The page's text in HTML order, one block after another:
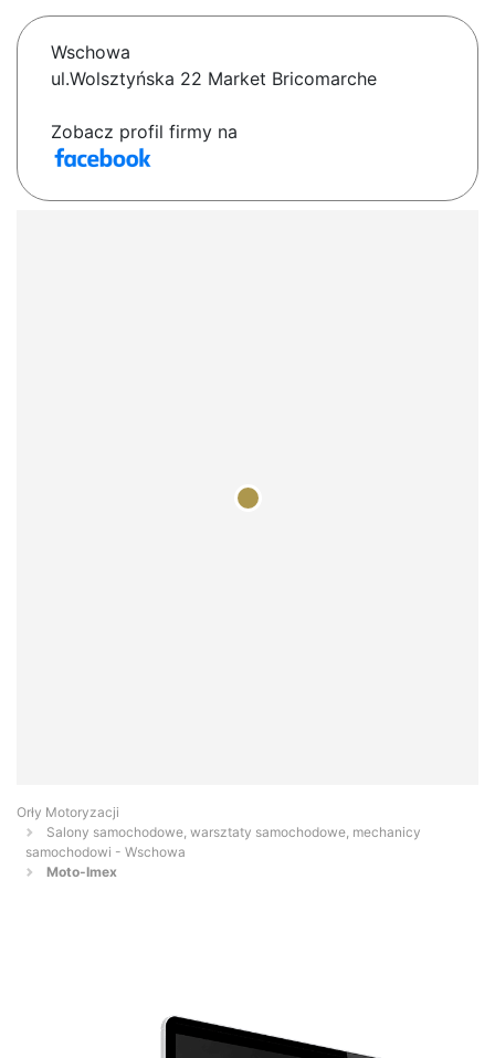
Wschowa
ul.Wolsztyńska 22 Market Bricomarche
Zobacz profil firmy na
Orły Motoryzacji
Salony samochodowe, warsztaty samochodowe, mechanicy
samochodowi - Wschowa
Moto-Imex